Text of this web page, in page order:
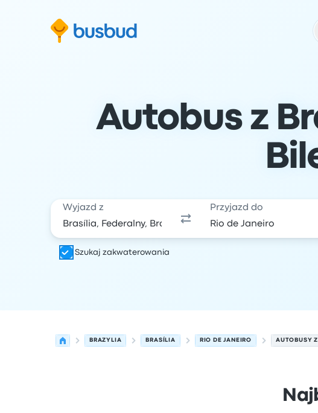
Autobus z
Wyjazd z Przyjazd do
Szukaj zakwaterowania
BRAZYLIA BRASÍLIA RIO DE JANEIRO AUTOBUSY